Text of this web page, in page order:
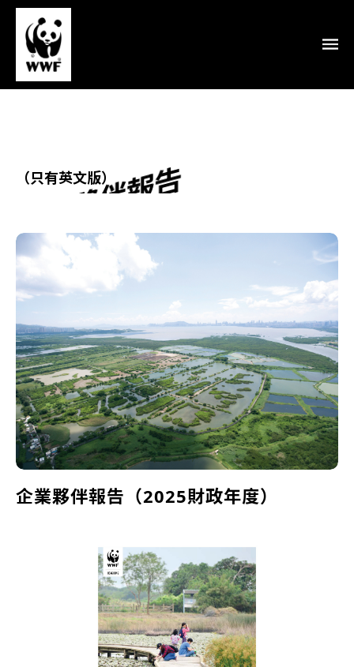
企業夥伴報告
（只有英文版）
企業夥伴報告（2025財政年度）